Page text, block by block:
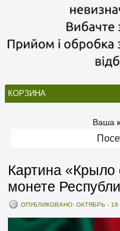
КОРЗИНА
Ваша
Картина «Крыло
монете
ОПУБЛИКОВАНО: ОКТЯБРЬ - 18